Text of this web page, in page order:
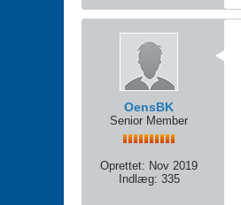
OensBK
Senior Member
Oprettet: Nov 2019
Indlæg: 335